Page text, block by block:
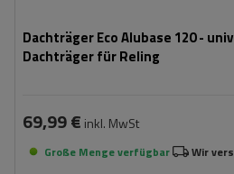
Dachträger Eco Alubase 120 -
Dachträger für Reling
69,99 € inkl. MwSt
Große Menge verfügbar Wir